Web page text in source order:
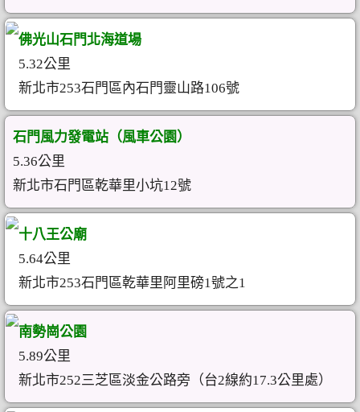
佛光山石門北海道場
5.32公里
新北市253石門區內石門靈山路106號
石門風力發電站（風車公園）
5.36公里
新北市石門區乾華里小坑12號
十八王公廟
5.64公里
新北市253石門區乾華里阿里磅1號之1
南勢崗公園
5.89公里
新北市252三芝區淡金公路旁（台2線約17.3公里處）